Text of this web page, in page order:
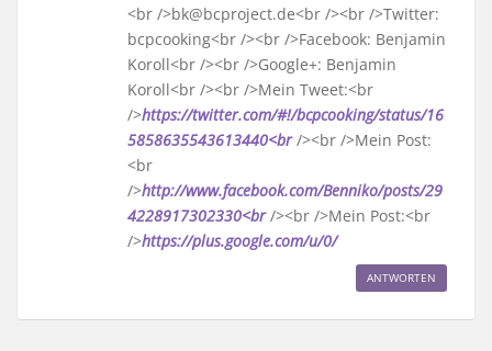
<br />bk@bcproject.de<br /><br />Twitter:
bcpcooking<br /><br />Facebook: Benjamin
Koroll<br /><br />Google+: Benjamin
Koroll<br /><br />Mein Tweet:<br
/>https://twitter.com/#!/bcpcooking/status/16
5858635543613440<br/><br />Mein Post:
<br
/>http://www.facebook.com/Benniko/posts/29
4228917302330<br/><br />Mein Post:<br
/>https://plus.google.com/u/0/
ANTWORTEN